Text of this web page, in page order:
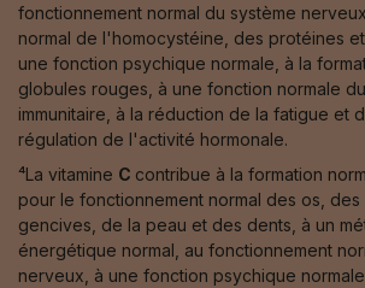
fonctionnement normal du système
normal de l'homocystéine, des protéines
une fonction psychique normale, à la
globules rouges, à une fonction normale
immunitaire, à la réduction de la fatigue et
régulation de l'activité hormonale.
⁴La vitamine C contribue à la formation
pour le fonctionnement normal des os,
gencives, de la peau et des dents, à un
énergétique normal, au fonctionnement
nerveux, à une fonction psychique